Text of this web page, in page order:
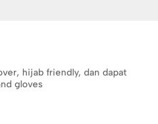
hijab friendly, dan dapat
gloves